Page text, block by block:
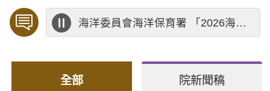
海洋委員會海洋保育署 「2026海洋保育創意短影音競賽」活動
全部 院新聞稿